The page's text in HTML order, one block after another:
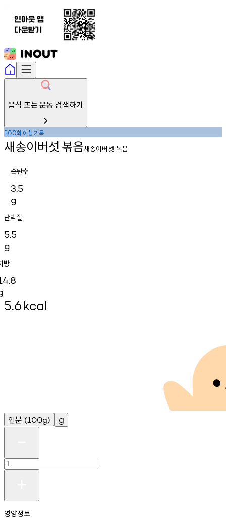
음식 또는 운동 검색하기
500회 이상기록
새송이버섯 볶음새송이버섯 볶음
순탄수
3.5
g
단백질
5.5
g
방
5.6kcal
인분 (100g) g
영양정보